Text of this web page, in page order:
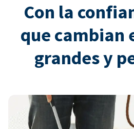
Con la
que cambian
grandes y